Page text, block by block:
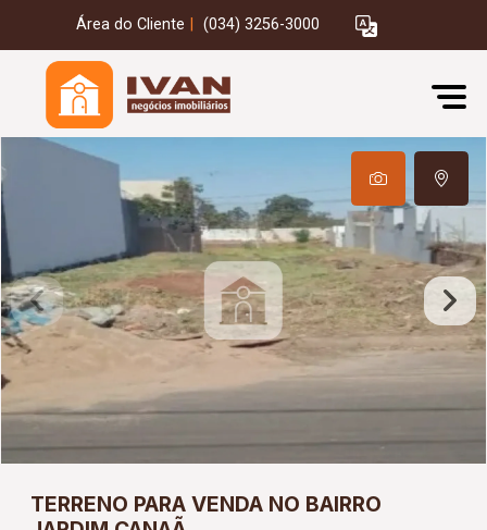
Área do Cliente (034) 3256-3000
TERRENO PARA VENDA NO BAIRRO